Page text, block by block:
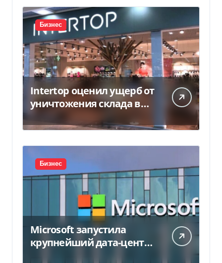
Бизнес
Intertop оценил ущерб от
уничтожения склада в
450 млн грн
Бизнес
Microsoft запустила
крупнейший дата-центр